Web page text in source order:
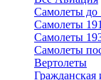
Самолеты
Самолеты
Самолеты
Самолеты
Вертолеты
Гражданская